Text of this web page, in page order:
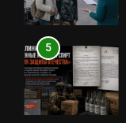
5